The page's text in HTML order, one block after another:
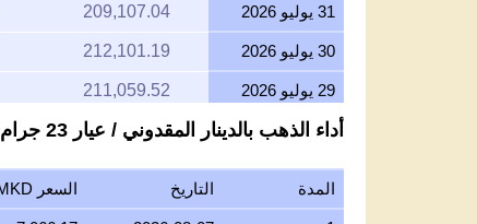
31 يوليو 2026 209,107.04
30 يوليو 2026 212,101.19
29 يوليو 2026 211,059.52
28 يوليو 2026 210,686.72
27 يوليو 2026 212,456.46
26 يوليو 2026 211,403.23
أداء الذهب بالدينار المقدوني / عيار 23 جرام
المدة التاريخ السعر MKD/جرام عيار 23